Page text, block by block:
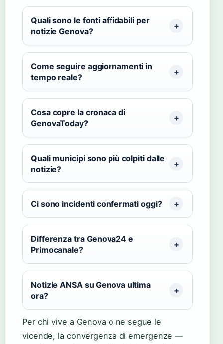
Quali sono le fonti affidabili per
notizie Genova?
Come seguire aggiornamenti in
tempo reale?
Cosa copre la cronaca di
GenovaToday?
Quali municipi sono più colpiti dalle
notizie?
Ci sono incidenti confermati oggi?
Differenza tra Genova24 e
Primocanale?
Notizie ANSA su Genova ultima
ora?
Per chi vive a Genova o ne segue le
vicende, la convergenza di emergenze —